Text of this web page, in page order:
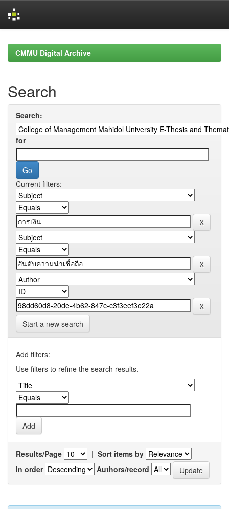
navigationCMMU Digital Archive
Search
Search:
for
Current filters:
Start a new search
Add filters:
Use filters to refine the search results.
Results/Page | Sort items by
In order
Authors/record